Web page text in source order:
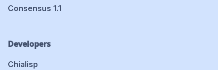
Consensus 1.1
Developers
Chialisp